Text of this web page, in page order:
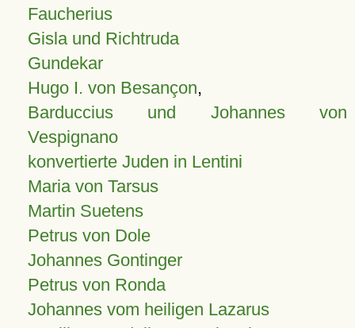
Faucherius
Gisla und Richtruda
Gundekar
Hugo I. von Besançon,
Barduccius und Johannes von
Vespignano
konvertierte Juden in Lentini
Maria von Tarsus
Martin Suetens
Petrus von Dole
Johannes Gontinger
Petrus von Ronda
Johannes vom heiligen Lazarus